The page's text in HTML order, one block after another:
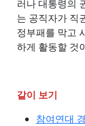
러나 대통령의
는 공직자가 직
정부패를 막고
하게 활동할 것
같이 보기
참여연대